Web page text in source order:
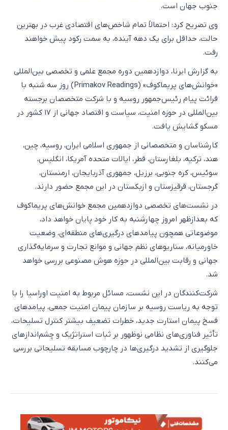
جنوب جهان است.
وی تصریح کرد: احتمالاً تمام شاخص‌های اقتصادی غرب در بهترین
حالت، حداقل برای یک دهه آینده، به سمت رکود پیش خواهند
رفت.
به گزارش ایرنا، دوازدهمین دوره مجمع علمی و تخصصی بین‌المللی
«خوانش‌های پریماکوف» (Primakov Readings) روز سه شنبه با
قرائت پیام رئیس‌جمهور روسیه و با شرکت متخصصان برجسته
بین‌المللی در حوزه امنیت، سیاست و اقتصاد جهانی از ۱۷ کشور در
مسکو گشایش یافت.
کارشناسان و متخصصانی از جمهوری اسلامی ایران، روسیه، چین،
هند، ترکیه، بلغارستان، قطر، ایالات متحده آمریکا، انگلیس،
سوئیس، کره جنوبی، برزیل، جمهوری آذربایجان، ارمنستان،
گرجستان، قرقیزستان و ازبکستان در این مجمع حضور دارند.
در نشست‌های تخصصی دوازدهمین مجمع خوانش‌های پریماکوف
که بعدازظهر امروز چهارشنبه به کار خود پایان خواهد داد،
موضوعاتی همچون پیامدهای درگیری‌های منطقه‌ای، وضعیت
خاورمیانه، سناریوهای نظم جهانی و موانع تجارت و سرمایه‌گذاری
جهانی و رقابت بین‌المللی در حوزه هوش مصنوعی بررسی خواهد
شد.
شرکت‌کنندگان در این نشست، مسائل مربوط به امنیت اوراسیا را با
توجه به ریاست روسیه بر سازمان پیمان امنیت جمعی، پیامدهای
فسخ پیمان استارت جدید، خطرات تضعیف بیشتر کنترل تسلیحات،
تأثیر فناوری‌های نظامی نوظهور بر ثبات استراتژیک و چشم‌اندازهای
جلوگیری از تشدید درگیری‌ها در چارچوب مسابقه تسلیحاتی بررسی
می‌کنند.